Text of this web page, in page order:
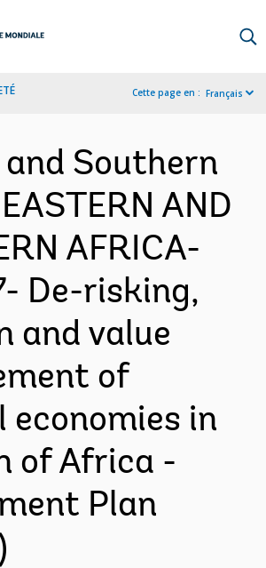
Cette page en : Français
Southern
AND
AFRICA-
De-risking,
and value
of
economies in
of Africa -
Plan